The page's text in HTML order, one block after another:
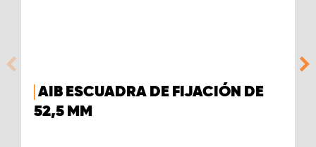
AIB ESCUADRA DE FIJACIÓN DE
52,5 MM